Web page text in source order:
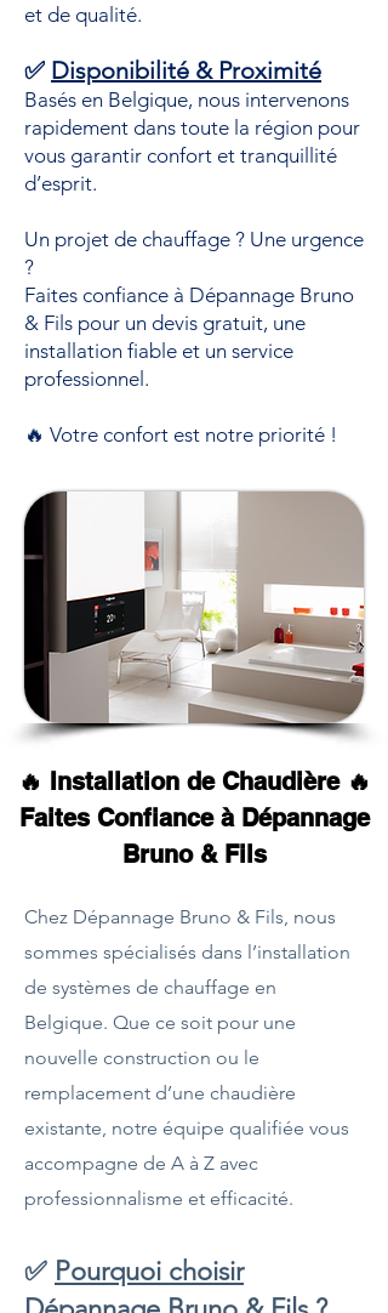
et de qualité.
✅ Disponibilité & Proximité
Basés en Belgique, nous intervenons
rapidement dans toute la région pour
vous garantir confort et tranquillité
d’esprit.
Un projet de chauffage ? Une urgence
?
Faites confiance à Dépannage Bruno
& Fils pour un devis gratuit, une
installation fiable et un service
professionnel.
🔥 Votre confort est notre priorité !
🔥 Installation de Chaudière 🔥
Faites Confiance à Dépannage
Bruno & Fils
Chez Dépannage Bruno & Fils, nous
sommes spécialisés dans l’installation
de systèmes de chauffage en
Belgique. Que ce soit pour une
nouvelle construction ou le
remplacement d’une chaudière
existante, notre équipe qualifiée vous
accompagne de A à Z avec
professionnalisme et efficacité.
✅ Pourquoi choisir